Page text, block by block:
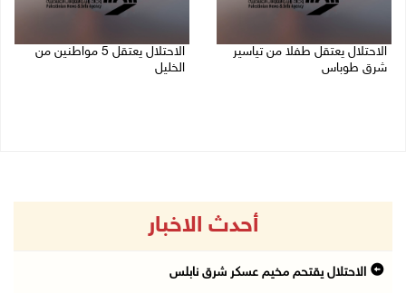
الاحتلال يعتقل طفلا من تياسير
شرق طوباس
الاحتلال يعتقل 5 مواطنين من
الخليل
أحدث الاخبار
الاحتلال يقتحم مخيم عسكر شرق نابلس